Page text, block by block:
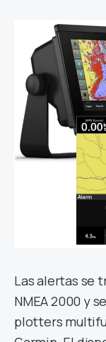
Las alertas se
NMEA 2000 y
plotters